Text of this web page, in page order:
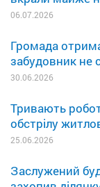
06.07.2026
Громада
забудовник не
30.06.2026
Тривають
обстрілу
25.06.2026
Заслужений